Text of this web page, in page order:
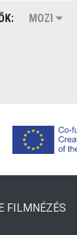
MOZI
FILMNÉZÉS